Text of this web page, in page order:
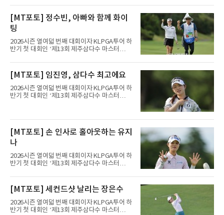
트(파72/6,767야드)에서 열리고 있다.7일 현재
2라운드 경기가 펼쳐지고 있다.김민솔이 12번
홀에서 경기하고 있다.
[MT포토] 정수빈, 아빠와 함께 화이
팅
2026시즌 열여덟 번째 대회이자 KLPGA투어 하
반기 첫 대회인 ‘제13회 제주삼다수 마스터
제주도 서귀포시에 위치한 테디밸리 골프앤리조
트(파72/6,767야드)에서 열리고 있다.7일 현재
2라운드 경기가 펼쳐지고 있다.정수빈이 11번
홀에서 경기하고 있다.
[MT포토] 임진영, 삼다수 최고에요
2026시즌 열여덟 번째 대회이자 KLPGA투어 하
반기 첫 대회인 ‘제13회 제주삼다수 마스터
트(파72/6,767야드)에서 열리고 있다.7일 현재
2라운드 경기가 펼쳐지고 있다.임진영이 11번
홀에서 경기하고 있다.
[MT포토] 손 인사로 홀아웃하는 유지
나
2026시즌 열여덟 번째 대회이자 KLPGA투어 하
반기 첫 대회인 ‘제13회 제주삼다수 마스터
제주도 서귀포시에 위치한 테디밸리 골프앤리조
트(파72/6,767야드)에서 열리고 있다.7일 현재
2라운드 경기가 펼쳐지고 있다.유지나가 11번
홀에서 경기하고 있다.
[MT포토] 세컨드샷 날리는 장은수
2026시즌 열여덟 번째 대회이자 KLPGA투어 하
반기 첫 대회인 ‘제13회 제주삼다수 마스터